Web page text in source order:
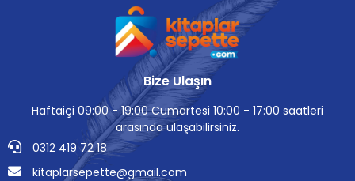
Bize Ulaşın
Haftaiçi 09:00 - 19:00 Cumartesi 10:00 - 17:00 saatleri
arasında ulaşabilirsiniz.
0312 419 72 18
kitaplarsepette@gmail.com